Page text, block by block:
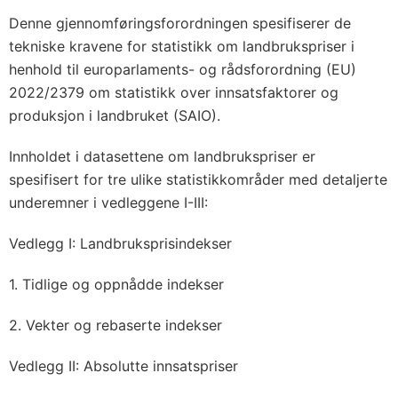
Denne gjennomføringsforordningen spesifiserer de
tekniske kravene for statistikk om landbrukspriser i
henhold til europarlaments- og rådsforordning (EU)
2022/2379 om statistikk over innsatsfaktorer og
produksjon i landbruket (SAIO).
Innholdet i datasettene om landbrukspriser er
spesifisert for tre ulike statistikkområder med detaljerte
underemner i vedleggene I-III:
Vedlegg I: Landbruksprisindekser
1. Tidlige og oppnådde indekser
2. Vekter og rebaserte indekser
Vedlegg II: Absolutte innsatspriser